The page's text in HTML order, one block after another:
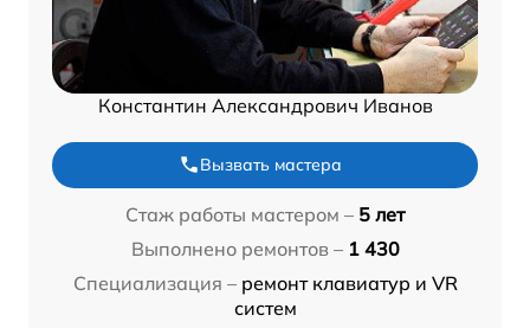
Константин Александрович Иванов
Вызвать мастера
Стаж работы мастером – 5 лет
Выполнено ремонтов – 1 430
Специализация – ремонт клавиатур и VR
систем